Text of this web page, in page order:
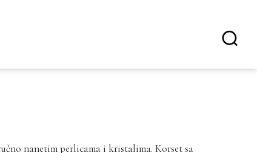
nanetim perlicama i kristalima. Korset sa